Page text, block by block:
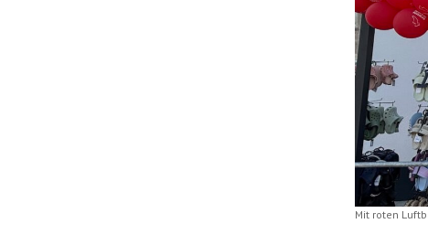
Mit roten